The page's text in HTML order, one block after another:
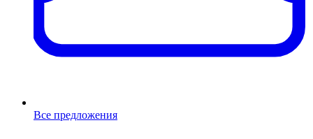
Все предложения